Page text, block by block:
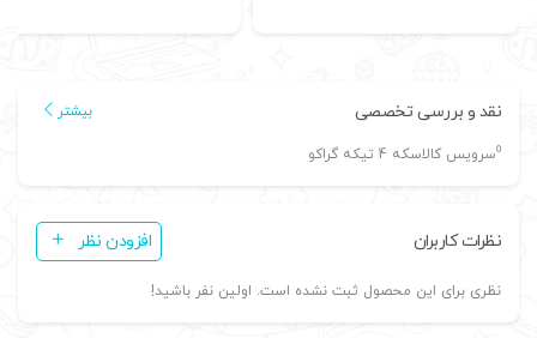
نقد و بررسی تخصصی بیشتر
⁰سرویس کالاسکه 4 تیکه گراکو
نظرات کاربران افزودن نظر
نظری برای این محصول ثبت نشده است. اولین نفر باشید!